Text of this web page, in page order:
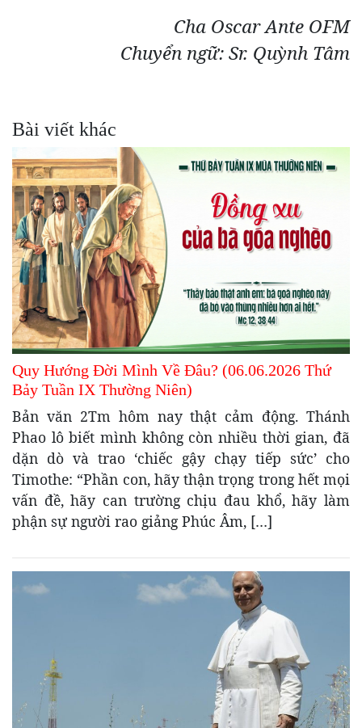
Cha Oscar Ante OFM
Chuyển ngữ: Sr. Quỳnh Tâm
Bài viết khác
Quy Hướng Đời Mình Về Đâu? (06.06.2026 Thứ
Bảy Tuần IX Thường Niên)
Bản văn 2Tm hôm nay thật cảm động. Thánh
Phao lô biết mình không còn nhiều thời gian, đã
dặn dò và trao ‘chiếc gậy chạy tiếp sức’ cho
Timothe: “Phần con, hãy thận trọng trong hết mọi
vấn đề, hãy can trường chịu đau khổ, hãy làm
phận sự người rao giảng Phúc Âm, […]